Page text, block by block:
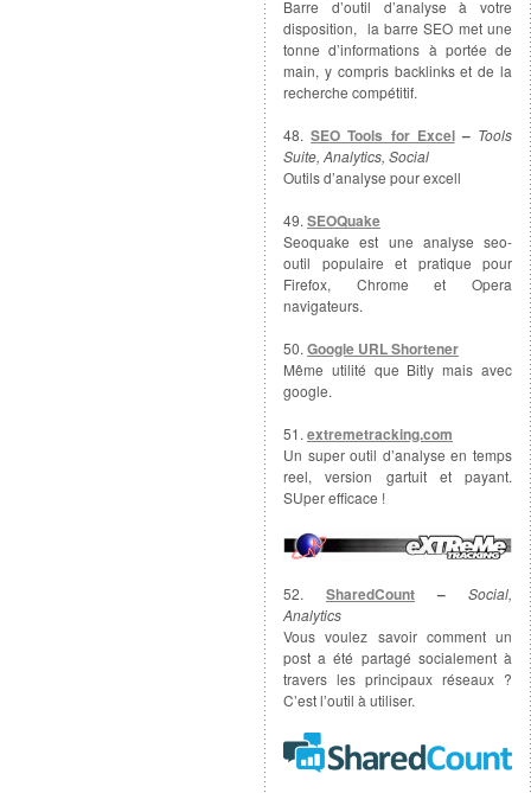
Barre d’outil d’analyse à votre
disposition, la barre SEO met une
tonne d’informations à portée de
main, y compris backlinks et de la
recherche compétitif.
48.SEO Tools for Excel– Tools
Suite, Analytics, Social
Outils d’analyse pour excell
49. SEOQuake
Seoquake est une analyse seo-
outil populaire et pratique pour
Firefox, Chrome et Opera
navigateurs.
50. Google URL Shortener
Même utilité que Bitly mais avec
google.
51. extremetracking.com
Un super outil d’analyse en temps
reel, version gartuit et payant.
SUper efficace !
52. SharedCount – Social,
Analytics
Vous voulez savoir comment un
post a été partagé socialement à
travers les principaux réseaux ?
C’est l’outil à utiliser.